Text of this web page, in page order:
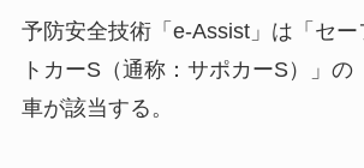
予防安全技術「e-Assist」は「セ
トカーS（通称：サポカーS）」の
車が該当する。